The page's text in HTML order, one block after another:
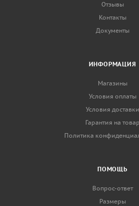
Отзывы
Контакты
Документы
ИНФОРМАЦИЯ
Магазины
Условия оплаты
Условия доставки
Гарантия на товар
Политика
ПОМОЩЬ
Вопрос-ответ
Размеры